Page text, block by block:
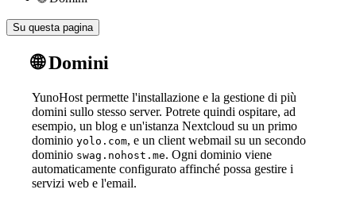
Su questa pagina
🌐 Domini
YunoHost permette l'installazione e la gestione di più
domini sullo stesso server. Potrete quindi ospitare, ad
esempio, un blog e un'istanza Nextcloud su un primo
dominio yolo.com, e un client webmail su un secondo
dominio swag.nohost.me. Ogni dominio viene
automaticamente configurato affinché possa gestire i
servizi web e l'email.